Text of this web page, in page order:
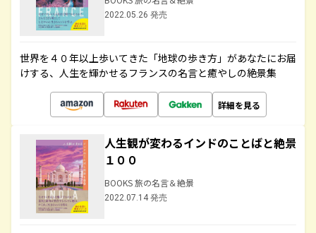
2022.05.26 発売
世界を４０年以上歩いてきた「地球の歩き方」があなたにお届
けする、人生を輝かせるフランスの名言と癒やしの絶景集
詳細を見る
人生観が変わるインドのことばと絶景
１００
BOOKS 旅の名言＆絶景
2022.07.14 発売